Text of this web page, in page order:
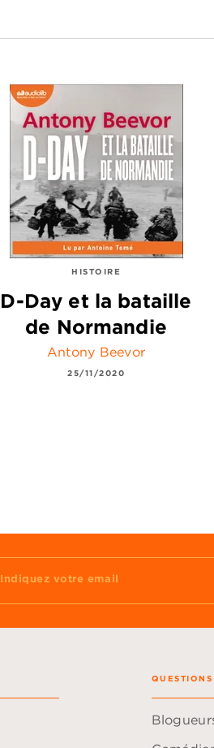
HISTOIRE
D-Day et la bataille
de Normandie
Antony Beevor
25/11/2020
Indiquez votre email